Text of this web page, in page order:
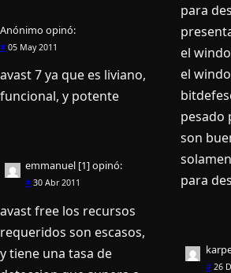
Anónimo opinó:
# 05 May 2011
avast 7 ya que es liviano,
funcional, y potente
emmanuel [1]opinó:
# 30 Abr 2011
avast free los recursos
requeridos son escasos,
y tiene una tasa de
para
el
el
pesado
son
para
#26